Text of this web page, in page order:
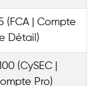
(FCA | Compte
Détail)
(CySEC |
Pro)